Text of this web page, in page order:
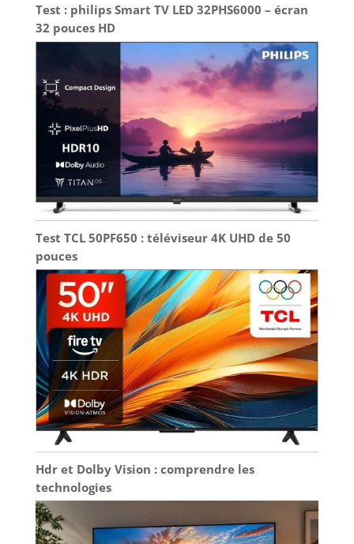
Test : philips Smart TV LED 32PHS6000 – écran
32 pouces HD
Test TCL 50PF650 : téléviseur 4K UHD de 50
pouces
Hdr et Dolby Vision : comprendre les
technologies